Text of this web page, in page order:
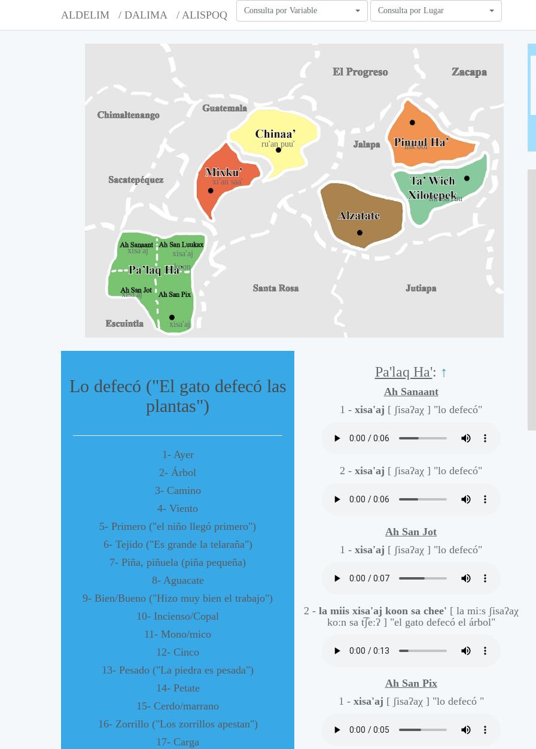
ALDELIM / DALIMA / ALISPOQ Consulta por Variable Consulta por Lugar
xisa'aj
xisa'aj
koon
xisa'aj
xisa'aj
xi'an saa'
ru'an puu'
A
ihk'ool
ihrusa'ruu
Lo defecó ("El gato defecó las
plantas")
1- Ayer
2- Árbol
3- Camino
4- Viento
5- Primero ("el niño llegó primero")
6- Tejido ("Es grande la telaraña")
7- Piña, piñuela (piña pequeña)
8- Aguacate
9- Bien/Bueno ("Hizo muy bien el trabajo")
10- Incienso/Copal
11- Mono/mico
12- Cinco
13- Pesado ("La piedra es pesada")
14- Petate
15- Cerdo/marrano
16- Zorrillo ("Los zorrillos apestan")
17- Carga
Pa'laq Ha': ↑
Ah Sanaant
1 - xisa'aj [ ʃisaʔaχ ] "lo defecó"
2 - xisa'aj [ ʃisaʔaχ ] "lo defecó"
Ah San Jot
1 - xisa'aj [ ʃisaʔaχ ] "lo defecó"
2 - la miis xisa'aj koon sa chee' [ la miːs ʃisaʔaχ
koːn sa t͡ʃeːʔ ] "el gato defecó el árbol"
Ah San Pix
1 - xisa'aj [ ʃisaʔaχ ] "lo defecó "